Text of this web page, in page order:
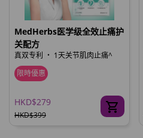
MedHerbs医学级全效止痛护
关配方
真双专利 ‧ 1天关节肌肉止痛^
限時優惠
HKD$279
HKD$399